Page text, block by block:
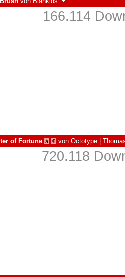
166.114
of Fortune à € von Octotype |
720.118